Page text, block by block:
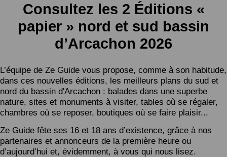
Consultez les 2 Éditions «
papier » nord et sud bassin
d’Arcachon 2026
L’équipe de Ze Guide vous propose, comme à son habitude,
dans ces nouvelles éditions, les meilleurs plans du sud et
nord du bassin d'Arcachon : balades dans une superbe
nature, sites et monuments à visiter, tables où se régaler,
chambres où se reposer, boutiques où se faire plaisir...
Ze Guide fête ses 16 et 18 ans d’existence, grâce à nos
partenaires et annonceurs de la première heure ou
d’aujourd’hui et, évidemment, à vous qui nous lisez.